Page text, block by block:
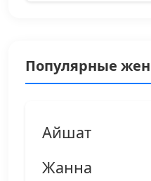
Популярные
Айшат
Жанна